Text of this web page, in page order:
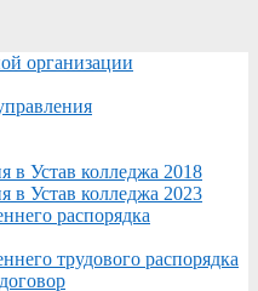
организации
в Устав колледжа 2018
в Устав колледжа 2023
распорядка
трудового распорядка